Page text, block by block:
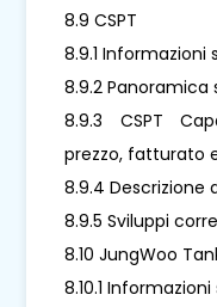
8.9 CSPT
8.9.1 Informazioni
8.9.2 Panoramica
8.9.3 CSPT
prezzo, fatturato
8.9.4 Descrizione
8.9.5 Sviluppi
8.10 JungWoo
8.10.1